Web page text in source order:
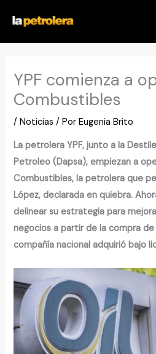
contenido
YPF comienza a
Combustibles
/Noticias / PorEugenia Brito
La petrolera YPF, junto a la
Petroleo (Dapsa), empiezan a
Combustibles, la petrolera que
López, declarada en quiebra.
delinear su estrategia para
negocios a partir de la compra
compañía nacional adquirió bajo